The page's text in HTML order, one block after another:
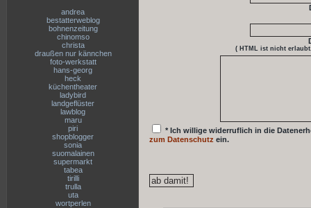
andrea
bestatterweblog
bohnenzeitung
chinomso
christa
draußen nur kännchen
foto-werkstatt
hans-georg
heck
küchentheater
ladybird
landgeflüster
lawblog
maru
piri
shopblogger
sonia
suomalainen
supermarkt
tabea
tirilli
trulla
uta
wortperlen
( HTML ist nicht
* Ich willige widerruflich in die
zum Datenschutz ein.